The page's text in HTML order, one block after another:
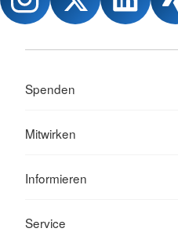
Spenden
Mitwirken
Informieren
Service